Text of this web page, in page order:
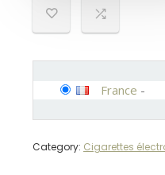
France -
Category: Cigarettes